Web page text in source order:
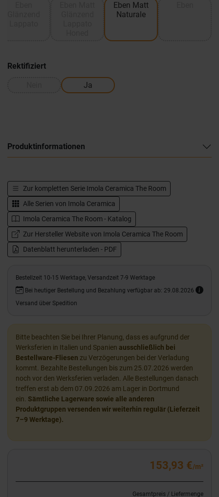
Eben Matt
Naturale
Rektifiziert
Ja
Produktinformationen
Zur kompletten Serie Imola Ceramica The Room
Alle Serien von Imola Ceramica
Imola Ceramica The Room - Katalog
Zur Hersteller Website von Imola Ceramica The Room
Datenblatt herunterladen - PDF
Bestellzeit 10-15 Werktage, Versandzeit 7-9 Werktage
Bei heutiger Bestellung und Bezahlung verfügbar ab: 29.08.2026
Versand über Spedition
Bitte beachten Sie bei Ihrer Planung, dass es aufgrund der
Werksferien in Italien und Spanien ausschließlich bei
Bestellware-Fliesen zu Verzögerungen bei der Verladung
kommt. Bezahlte Bestellungen bis zum 25.07.2026 werden
noch vor den Werksferien verladen. Alle Bestellungen danach
treffen erst ab dem 07.09.2026 am Lager in Dortmund
ein. Sämtliche Lagerware sowie alle anderen
Produktgruppen versenden wir weiterhin regulär (Lieferzeit
7–9 Werktage).
153,93 €/m²
Gesamtpreis / Liefermenge